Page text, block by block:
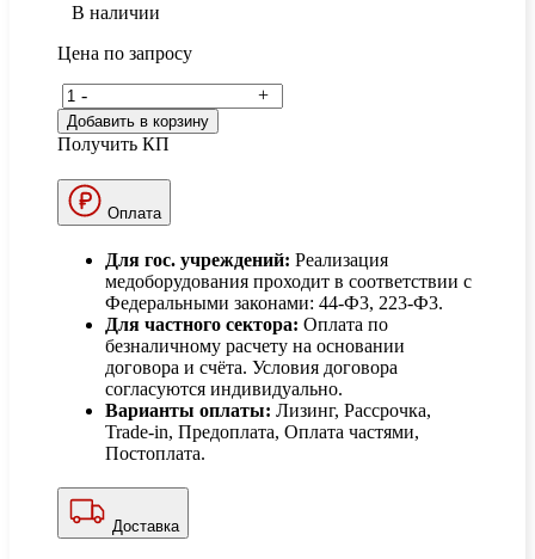
В наличии
Цена по запросу
- +
Добавить в корзину
Получить КП
Оплата
Для гос. учреждений: Реализация
медоборудования проходит в соответствии с
Федеральными законами: 44-Ф3, 223-Ф3.
Для частного сектора: Оплата по
безналичному расчету на основании
договора и счёта. Условия договора
согласуются индивидуально.
Варианты оплаты: Лизинг, Рассрочка,
Trade-in, Предоплата, Оплата частями,
Постоплата.
Доставка